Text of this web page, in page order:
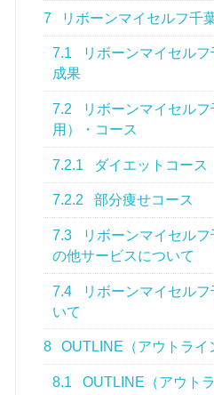
7 リボーンマイセルフ千
7.1
リボーンマイセル
成果
7.2
リボーンマイセル
用）・コース
7.2.1 ダイエットコース
7.2.2 部分痩せコース
7.3
リボーンマイセル
の他サービスについて
7.4
リボーンマイセル
いて
8 OUTLINE（アウトライ
8.1
OUTLINE（アウト